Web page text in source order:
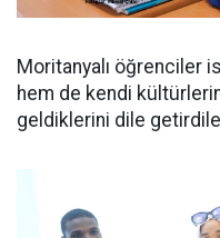
Moritanyalı öğrenciler
hem de kendi
geldiklerini dile